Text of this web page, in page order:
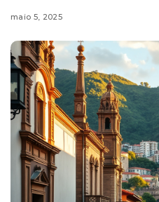
maio 5, 2025